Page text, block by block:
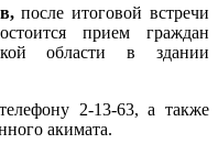
после итоговой встречи
прием граждан
области в здании
2-13-63, а также
акимата.